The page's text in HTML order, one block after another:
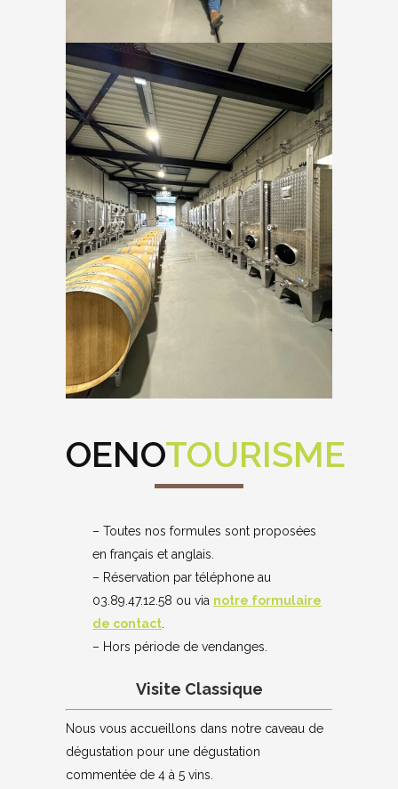
OENOTOURISME
– Toutes nos formules sont proposées
en français et anglais.
– Réservation par téléphone au
03.89.47.12.58 ou via notre formulaire
de contact
– Hors période de vendanges.
Visite Classique
Nous vous accueillons dans notre caveau de
dégustation pour une dégustation
commentée de 4 à 5 vins.